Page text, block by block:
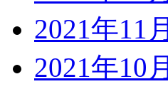
2021年11月
2021年10月